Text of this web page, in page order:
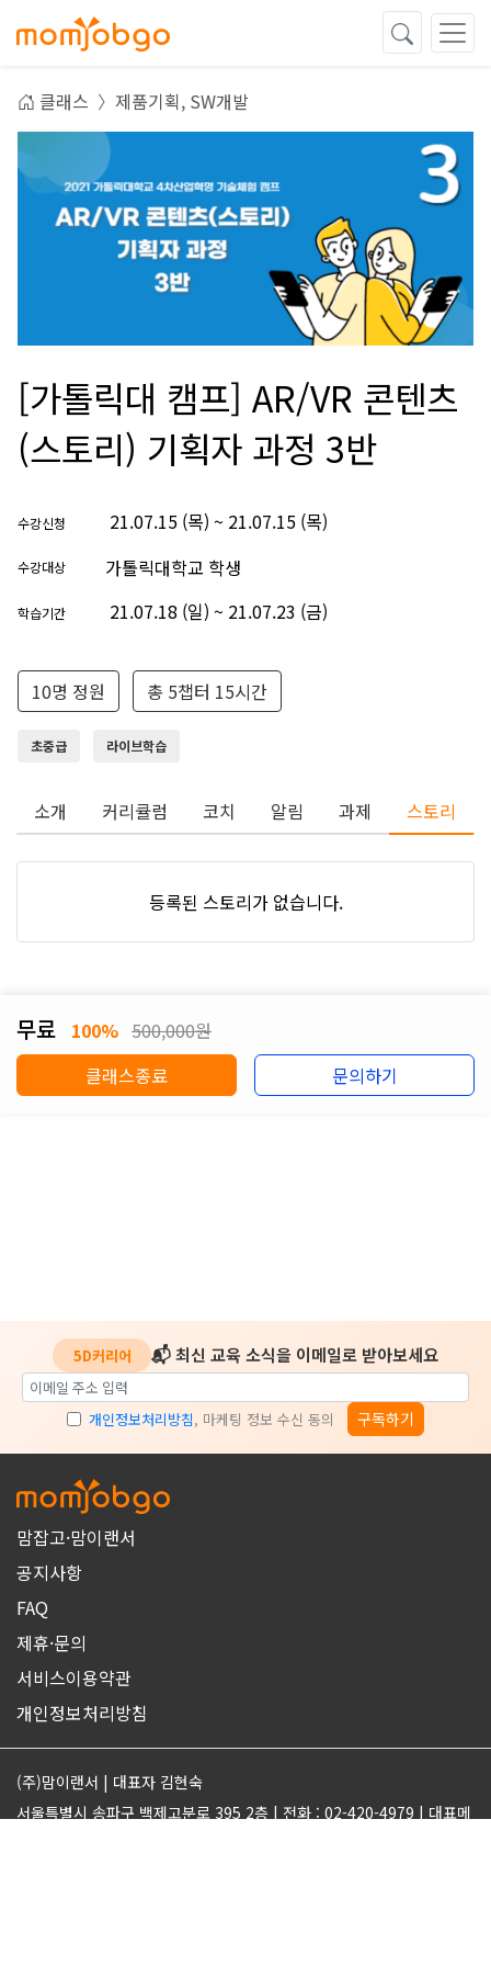
클래스 제품기획, SW개발
[가톨릭대 캠프] AR/VR 콘텐츠
(스토리) 기획자 과정 3반
수강신청 21.07.15 (목) ~ 21.07.15 (목)
수강대상 가톨릭대학교 학생
학습기간 21.07.18 (일) ~ 21.07.23 (금)
10명 정원 총 5챕터 15시간
초중급 라이브학습
소개 커리큘럼 코치 알림 과제 스토리
등록된 스토리가 없습니다.
무료 100% 500,000원
클래스종료
문의하기
5D커리어 📬 최신 교육 소식을 이메일로 받아보세요
개인정보처리방침, 마케팅 정보 수신 동의 구독하기
맘잡고·맘이랜서
공지사항
FAQ
제휴·문의
서비스이용약관
개인정보처리방침
(주)맘이랜서 | 대표자 김현숙
서울특별시 송파구 백제고분로 395 2층 | 전화 : 02-420-4979 | 대표메